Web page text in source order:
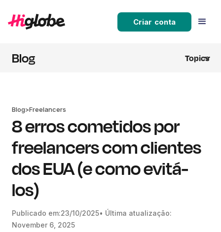
Criar conta
Blog Topics
Blog>Freelancers
8 erros cometidos por
freelancers com clientes
dos EUA (e como evitá-
los)
Publicado em:23/10/2025• Última atualização:
November 6, 2025